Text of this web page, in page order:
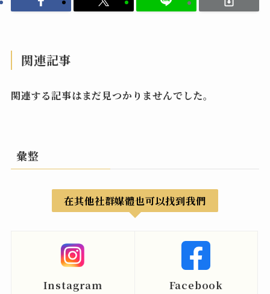
関連記事
関連する記事はまだ見つかりませんでした。
彙整
在其他社群媒體也可以找到我們
Instagram Facebook